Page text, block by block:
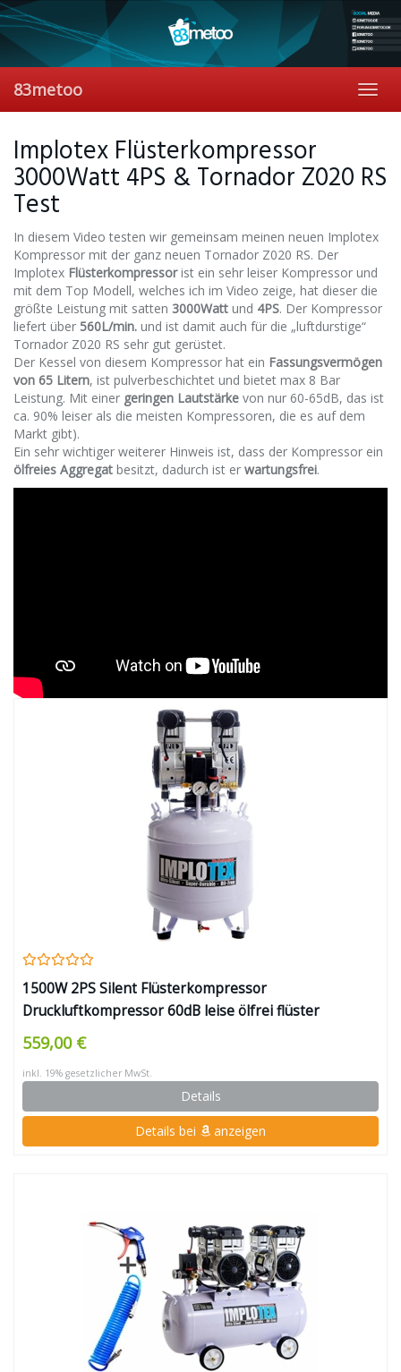
Skip
to
content
83metoo
Implotex Flüsterkompressor
3000Watt 4PS & Tornador Z020 RS
Test
In diesem Video testen wir gemeinsam meinen neuen Implotex
Kompressor mit der ganz neuen Tornador Z020 RS. Der
Implotex Flüsterkompressorist ein sehr leiser Kompressor und
mit dem Top Modell, welches ich im Video zeige, hat dieser die
größte Leistung mit satten 3000Watt und 4PS. Der Kompressor
liefert über 560L/min. und ist damit auch für die „luftdurstige“
Tornador Z020 RS sehr gut gerüstet.
Der Kessel von diesem Kompressor hat ein Fassungsvermögen
von 65 Litern, ist pulverbeschichtet und bietet max 8 Bar
Leistung. Mit einer geringen Lautstärke von nur 60-65dB, das ist
ca. 90% leiser als die meisten Kompressoren, die es auf dem
Markt gibt).
Ein sehr wichtiger weiterer Hinweis ist, dass der Kompressor ein
ölfreies Aggregat besitzt, dadurch ist er wartungsfrei.
1500W 2PS Silent Flüsterkompressor
Druckluftkompressor 60dB leise ölfrei flüster
Kompressor Compressor IMPLOTEX
559,00 €
inkl. 19% gesetzlicher MwSt.
Details
Details bei anzeigen